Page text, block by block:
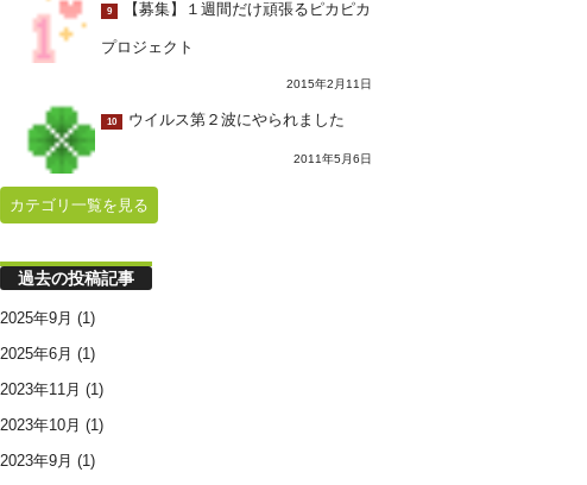
9 【募集】１週間だけ頑張るピカピカ
プロジェクト
2015年2月11日
10 ウイルス第２波にやられました
2011年5月6日
カテゴリ一覧を見る
過去の投稿記事
2025年9月 (1)
2025年6月 (1)
2023年11月 (1)
2023年10月 (1)
2023年9月 (1)